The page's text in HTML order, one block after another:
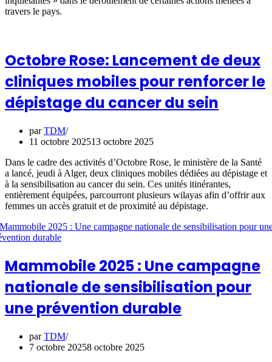
travers le pays.
Octobre Rose: Lancement de deux
cliniques mobiles pour renforcer le
dépistage du cancer du sein
parTDM
11 octobre 202513 octobre 2025
Dans le cadre des activités d’Octobre Rose, le ministère de la Santé
a lancé, jeudi à Alger, deux cliniques mobiles dédiées au dépistage et
à la sensibilisation au cancer du sein. Ces unités itinérantes,
entièrement équipées, parcourront plusieurs wilayas afin d’offrir aux
femmes un accès gratuit et de proximité au dépistage.
Mammobile 2025 : Une campagne
nationale de sensibilisation pour
une prévention durable
parTDM
7 octobre 20258 octobre 2025